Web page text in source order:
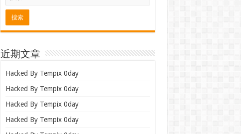
近期文章
Hacked By Tempix 0day
Hacked By Tempix 0day
Hacked By Tempix 0day
Hacked By Tempix 0day